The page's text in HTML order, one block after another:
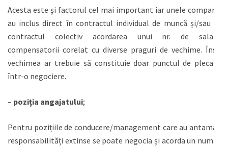
Acesta este și factorul cel mai important iar unele companii
au inclus direct în contractul individual de muncă și/sau în
contractul colectiv acordarea unui nr. de salarii
compensatorii corelat cu diverse praguri de vechime. Însă
vechimea ar trebuie să constituie doar punctul de plecare
într-o negociere.
– poziția angajatului;
Pentru pozițiile de conducere/management care au antamat
responsabilități extinse se poate negocia și acorda un număr